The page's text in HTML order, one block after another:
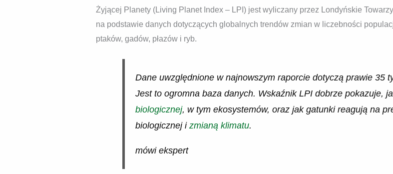
Żyjącej Planety (Living Planet Index – LPI) jest wyliczany przez Londyńskie
na podstawie danych dotyczących globalnych trendów zmian w liczebności
ptaków, gadów, płazów i ryb.
Dane uwzględnione w najnowszym raporcie dotyczą prawie 35
Jest to ogromna baza danych. Wskaźnik LPI dobrze pokazuje,
biologicznej, w tym ekosystemów, oraz jak gatunki reagują na
biologicznej i zmianą klimatu.
mówi ekspert